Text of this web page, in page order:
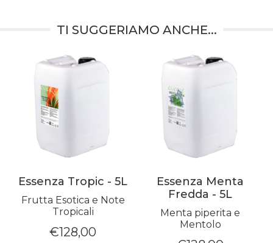
TI SUGGERIAMO ANCHE...
Essenza Tropic - 5L
Frutta Esotica e Note
Tropicali
€128,00
Essenza Menta
Fredda - 5L
Menta piperita e
Mentolo